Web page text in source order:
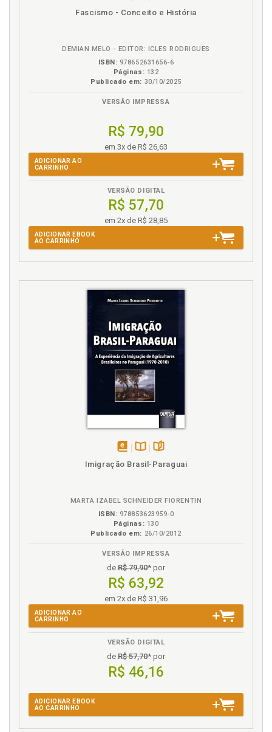
Fascismo - Conceito e História
DEMIAN MELO - EDITOR: ICLES RODRIGUES
ISBN: 978652631656-6
Páginas: 132
Publicado em: 30/10/2025
VERSÃO IMPRESSA
R$ 79,90
em 3x de R$ 26,63
ADICIONAR AO
CARRINHO
VERSÃO DIGITAL
R$ 57,70
em 2x de R$ 28,85
ADICIONAR EBOOK
AO CARRINHO
Imigração Brasil-Paraguai
MARTA IZABEL SCHNEIDER FIORENTIN
ISBN: 978853623959-0
Páginas: 130
Publicado em: 26/10/2012
VERSÃO IMPRESSA
de R$ 79,90* por
R$ 63,92
em 2x de R$ 31,96
ADICIONAR AO
CARRINHO
VERSÃO DIGITAL
de R$ 57,70* por
R$ 46,16
ADICIONAR EBOOK
AO CARRINHO